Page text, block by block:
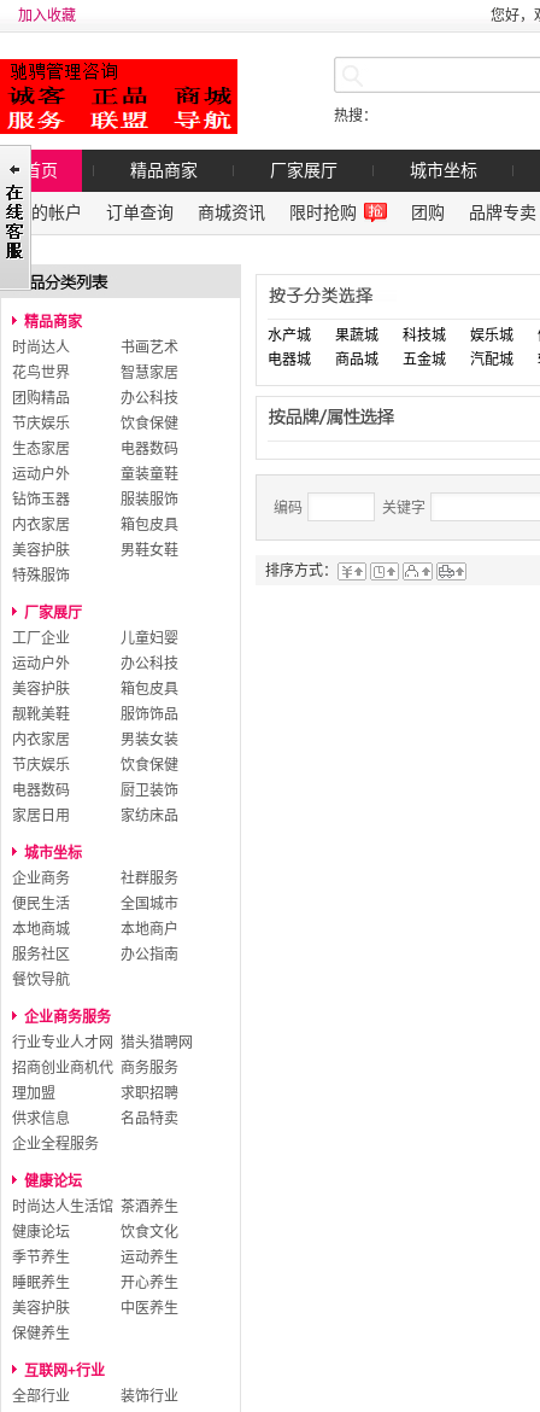
加入收藏 您好，
热搜：
首页 精品商家 厂家展厅 城市坐标
我的帐户 订单查询 商城资讯 限时抢购 团购 品牌专卖
精品商家
时尚达人
书画艺术
花鸟世界
智慧家居
团购精品
办公科技
节庆娱乐
饮食保健
生态家居
电器数码
运动户外
童装童鞋
钻饰玉器
服装服饰
内衣家居
箱包皮具
美容护肤
男鞋女鞋
特殊服饰
厂家展厅
工厂企业
儿童妇婴
运动户外
办公科技
美容护肤
箱包皮具
靓靴美鞋
服饰饰品
内衣家居
男装女装
节庆娱乐
饮食保健
电器数码
厨卫装饰
家居日用
家纺床品
城市坐标
企业商务
社群服务
便民生活
全国城市
本地商城
本地商户
服务社区
办公指南
餐饮导航
企业商务服务
行业专业人才网 猎头猎聘网
招商创业商机代
理加盟
商务服务
求职招聘
供求信息
名品特卖
企业全程服务
健康论坛
时尚达人生活馆 茶酒养生
健康论坛
饮食文化
季节养生
运动养生
睡眠养生
开心养生
美容护肤
中医养生
保健养生
互联网+行业
全部行业
装饰行业
水产城 果蔬城 科技城 娱乐城
电器城
商品城 五金城 汽配城
编码 关键字
排序方式：